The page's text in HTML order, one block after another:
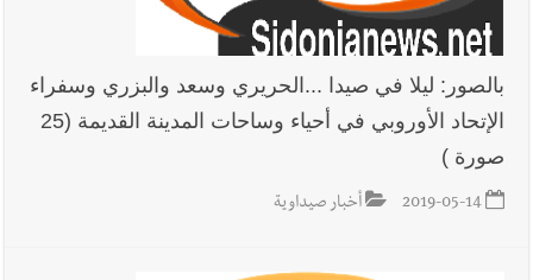
بالصور: ليلا في صيدا ...الحريري وسعد والبزري وسفراء
الإتحاد الأوروبي في أحياء وساحات المدينة القديمة (25
صورة )
2019-05-14 أخبار صيداوية